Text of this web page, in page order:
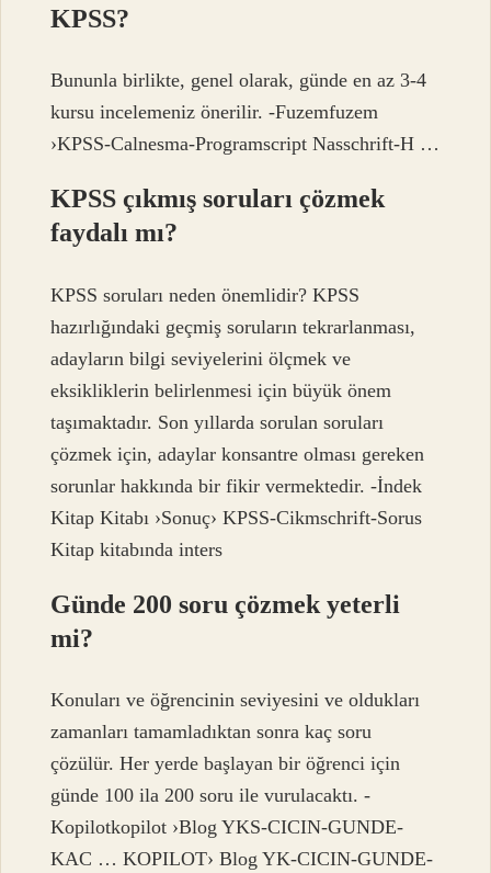
KPSS?
Bununla birlikte, genel olarak, günde en az 3-4
kursu incelemeniz önerilir. -Fuzemfuzem
›KPSS-Calnesma-Programscript Nasschrift-H …
KPSS çıkmış soruları çözmek
faydalı mı?
KPSS soruları neden önemlidir? KPSS
hazırlığındaki geçmiş soruların tekrarlanması,
adayların bilgi seviyelerini ölçmek ve
eksikliklerin belirlenmesi için büyük önem
taşımaktadır. Son yıllarda sorulan soruları
çözmek için, adaylar konsantre olması gereken
sorunlar hakkında bir fikir vermektedir. -İndek
Kitap Kitabı ›Sonuç› KPSS-Cikmschrift-Sorus
Kitap kitabında inters
Günde 200 soru çözmek yeterli
mi?
Konuları ve öğrencinin seviyesini ve oldukları
zamanları tamamladıktan sonra kaç soru
çözülür. Her yerde başlayan bir öğrenci için
günde 100 ila 200 soru ile vurulacaktı. -
Kopilotkopilot ›Blog YKS-CICIN-GUNDE-
KAC … KOPILOT› Blog YK-CICIN-GUNDE-